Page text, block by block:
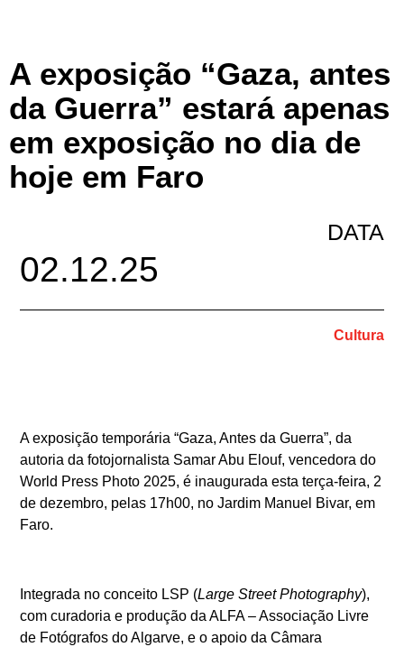
A exposição “Gaza, antes
da Guerra” estará apenas
em exposição no dia de
hoje em Faro
DATA
02.12.25
Cultura
A exposição temporária “Gaza, Antes da Guerra”, da
autoria da fotojornalista Samar Abu Elouf, vencedora do
World Press Photo 2025, é inaugurada esta terça-feira, 2
de dezembro, pelas 17h00, no Jardim Manuel Bivar, em
Faro.
Integrada no conceito LSP (Large Street Photography),
com curadoria e produção da ALFA – Associação Livre
de Fotógrafos do Algarve, e o apoio da Câmara